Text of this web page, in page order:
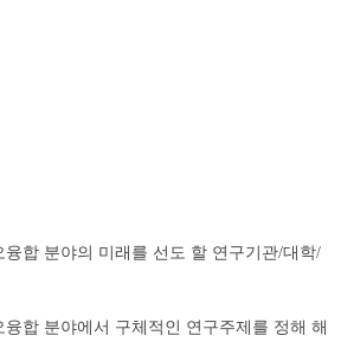
융합 분야의 미래를 선도 할 연구기관/대학/
융합 분야에서 구체적인 연구주제를 정해 해